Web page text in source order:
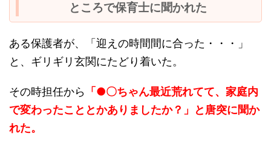
ところで保育士に聞かれた
ある保護者が、「迎えの時間間に合った・・・」
と、ギリギリ玄関にたどり着いた。
その時担任から 「●〇ちゃん最近荒れてて、家庭内
で変わったこととかありましたか？」と唐突に聞か
れた。